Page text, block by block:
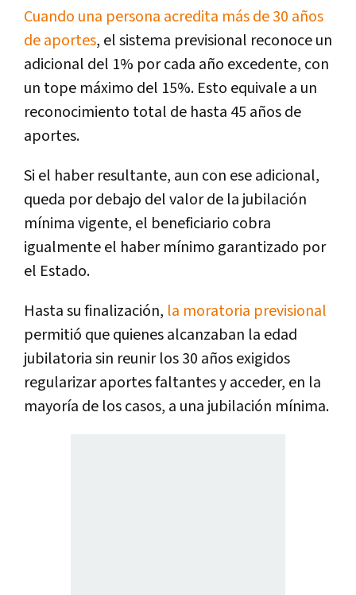
Cuando una persona acredita más de 30 años
de aportes, el sistema previsional reconoce un
adicional del 1% por cada año excedente, con
un tope máximo del 15%. Esto equivale a un
reconocimiento total de hasta 45 años de
aportes.
Si el haber resultante, aun con ese adicional,
queda por debajo del valor de la jubilación
mínima vigente, el beneficiario cobra
igualmente el haber mínimo garantizado por
el Estado.
Hasta su finalización, la moratoria previsional
permitió que quienes alcanzaban la edad
jubilatoria sin reunir los 30 años exigidos
regularizar aportes faltantes y acceder, en la
mayoría de los casos, a una jubilación mínima.